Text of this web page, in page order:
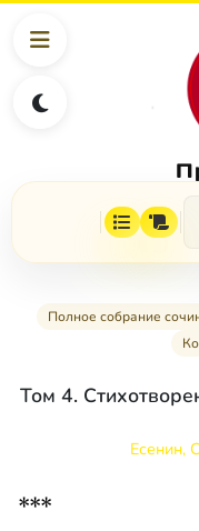
Полное собрание
Том 4.
Есенин,
***